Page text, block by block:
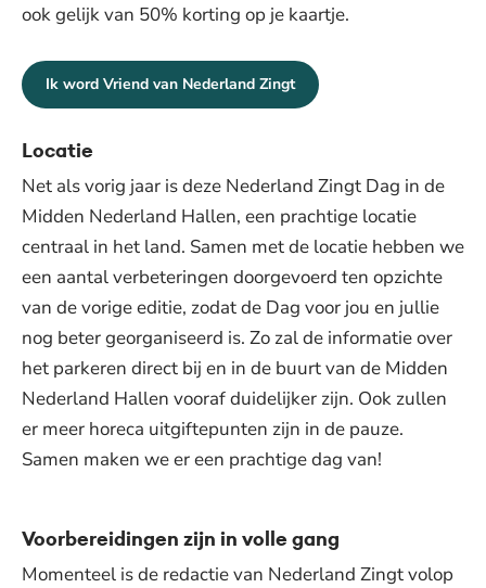
ook gelijk van 50% korting op je kaartje.
Ik word Vriend van Nederland Zingt
Locatie
Net als vorig jaar is deze Nederland Zingt Dag in de
Midden Nederland Hallen, een prachtige locatie
centraal in het land. Samen met de locatie hebben we
een aantal verbeteringen doorgevoerd ten opzichte
van de vorige editie, zodat de Dag voor jou en jullie
nog beter georganiseerd is. Zo zal de informatie over
het parkeren direct bij en in de buurt van de Midden
Nederland Hallen vooraf duidelijker zijn. Ook zullen
er meer horeca uitgiftepunten zijn in de pauze.
Samen maken we er een prachtige dag van!
Voorbereidingen zijn in volle gang
Momenteel is de redactie van Nederland Zingt volop